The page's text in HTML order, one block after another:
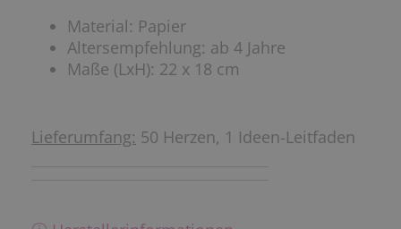
Material: Papier
Altersempfehlung: ab 4 Jahre
Maße (LxH): 22 x 18 cm
Lieferumfang: 50 Herzen, 1 Ideen-Leitfaden